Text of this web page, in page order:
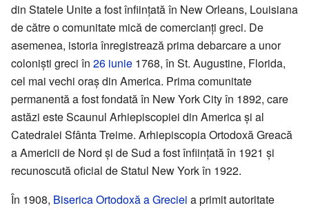
din Statele Unite a fost înfiinţată în New Orleans, Louisiana
de către o comunitate mică de comercianţi greci. De
asemenea, istoria înregistrează prima debarcare a unor
colonişti greci în 26 iunie 1768, în St. Augustine, Florida,
cel mai vechi oraş din America. Prima comunitate
permanentă a fost fondată în New York City în 1892, care
astăzi este Scaunul Arhiepiscopiei din America şi al
Catedralei Sfânta Treime. Arhiepiscopia Ortodoxă Greacă
a Americii de Nord şi de Sud a fost înfiinţată în 1921 şi
recunoscută oficial de Statul New York în 1922.
În 1908, Biserica Ortodoxă a Greciei a primit autoritate